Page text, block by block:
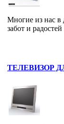
Многие из нас в
забот и
ТЕЛЕВИЗОР